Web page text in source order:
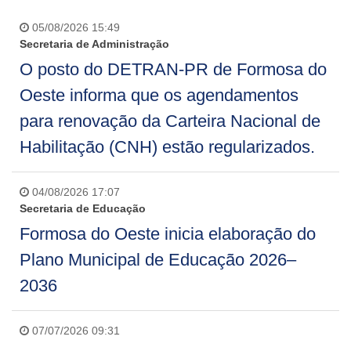
05/08/2026 15:49
Secretaria de Administração
O posto do DETRAN-PR de Formosa do
Oeste informa que os agendamentos
para renovação da Carteira Nacional de
Habilitação (CNH) estão regularizados.
04/08/2026 17:07
Secretaria de Educação
Formosa do Oeste inicia elaboração do
Plano Municipal de Educação 2026–
2036
07/07/2026 09:31